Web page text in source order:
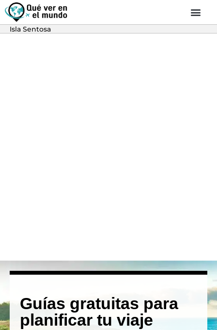
Isla Sentosa
Guías gratuitas para
planificar tu viaje